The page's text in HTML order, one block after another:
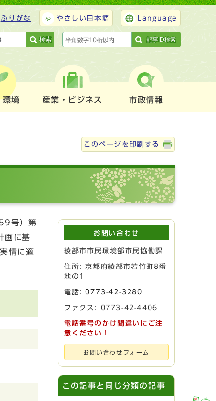
ふりがな やさしい日本語 Language
検索 記事ID検索
環境 産業・ビジネス 市政情報
このページを印刷する
号）第
画に基
情に適
お問い合わせ
綾部市市民環境部市民協働課
住所: 京都府綾部市若竹町8番
地の1
電話:0773-42-3280
ファクス: 0773-42-4406
電話番号のかけ間違いにご注
意ください！
お問い合わせフォーム
この記事と同じ分類の記事